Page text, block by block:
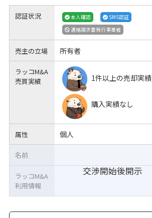
認証状況 本人確認
SMS認証
適格請求書発行事業者
売主の立場 所有者
ラッコM&A
売買実績
1件以上の売却実績
購入実績なし
属性 個人
交渉開始後開示
名前
ラッコM&A
利用情報